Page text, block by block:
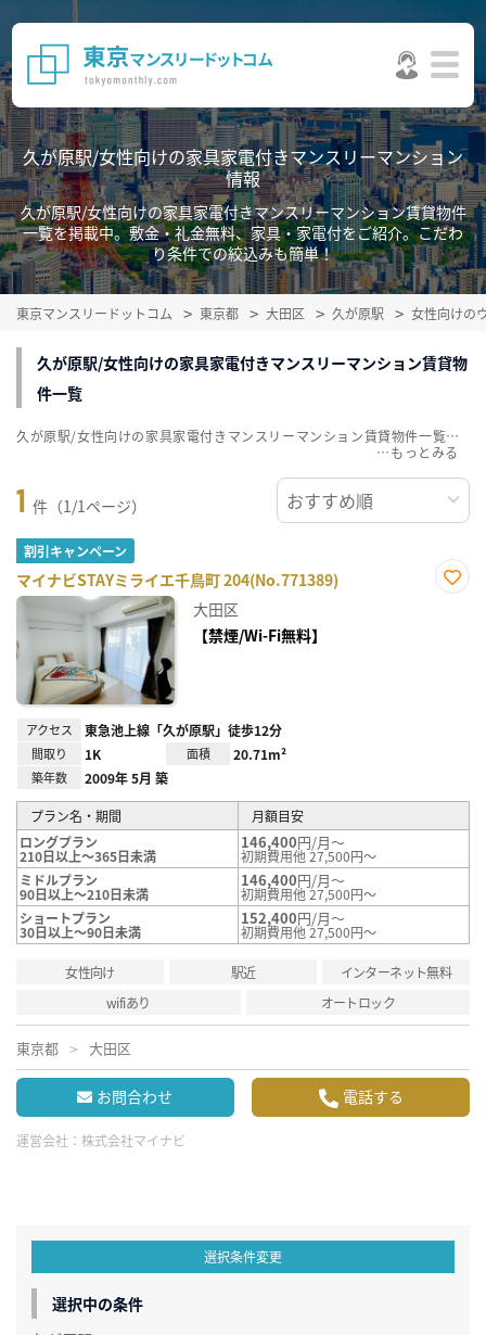
久が原駅/女性向けの家具家電付きマンスリーマンション
情報
久が原駅/女性向けの家具家電付きマンスリーマンション賃貸物件
一覧を掲載中。敷金・礼金無料、家具・家電付をご紹介。こだわ
り条件での絞込みも簡単！
東京マンスリードットコム 東京都 大田区 久が原駅 女性向けの
久が原駅/女性向けの家具家電付きマンスリーマンション賃貸物
件一覧
1 件（1/1ページ）
割引キャンペーン
マイナビSTAYミライエ千鳥町 204(No.771389)
大田区
【禁煙/Wi-Fi無料】
アクセス 東急池上線「久が原駅」徒歩12分
間取り 1K 面積 20.71m²
築年数 2009年 5月 築
プラン名・期間
月額目安
ロングプラン
210日以上～365日未満
146,400円/月～
初期費用他 27,500円～
ミドルプラン
90日以上～210日未満
146,400円/月～
初期費用他 27,500円～
ショートプラン
30日以上～90日未満
152,400円/月～
初期費用他 27,500円～
女性向け 駅近
インターネット無料
wifiあり
オートロック
東京都 大田区
お問合わせ 電話する
運営会社： 株式会社マイナビ
久が原駅/女性向けの家具家電付きマンスリーマンション賃貸物件一覧を掲載中。敷金・礼金無料、家具・家電付をご紹介。こだわり条件での絞込みも簡単！
…
選択条件変更
選択中の条件